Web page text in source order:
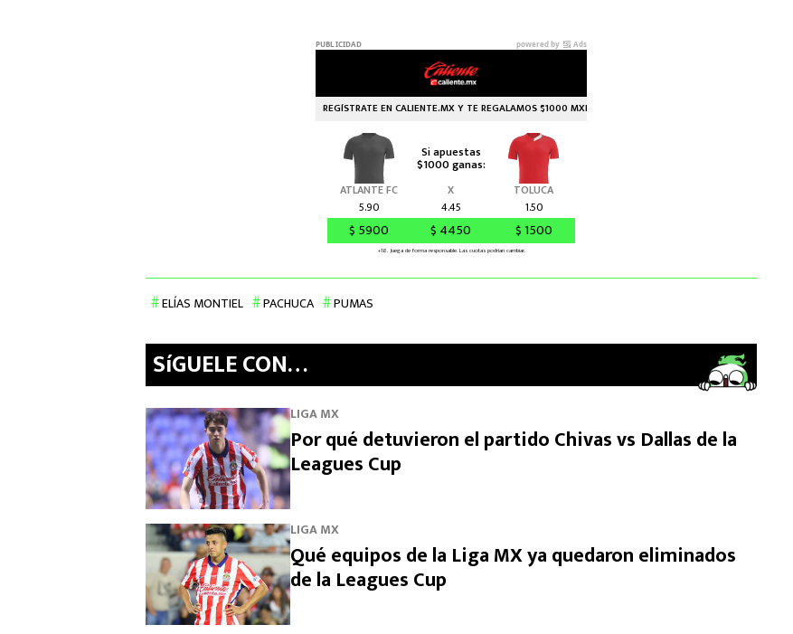
ELÍAS MONTIEL PACHUCA PUMAS
SíGUELE CON…
LIGA MX
Por qué detuvieron el partido Chivas vs Dallas de la
Leagues Cup
LIGA MX
Qué equipos de la Liga MX ya quedaron eliminados
de la Leagues Cup